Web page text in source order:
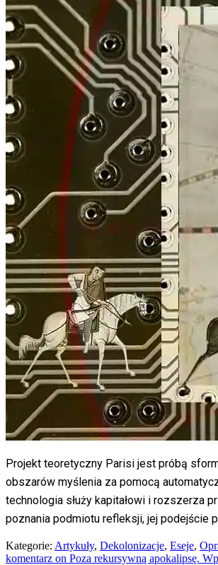
Projekt teoretyczny Parisi jest próbą
obszarów myślenia za pomocą
technologia służy kapitałowi i rozszerza
poznania podmiotu refleksji, jej podejście
Kategorie: Artykuły, Dekolonizacje, Eseje,
komentarz on Poza rekursywną apokalipsę.